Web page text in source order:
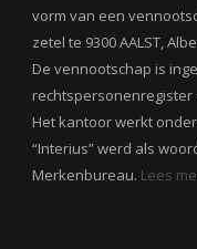
vorm van een
zetel te 9300 AALST,
De vennootschap is
rechtspersonenregister
Het kantoor werkt
“Interius” werd als
Merkenbureau. Lees